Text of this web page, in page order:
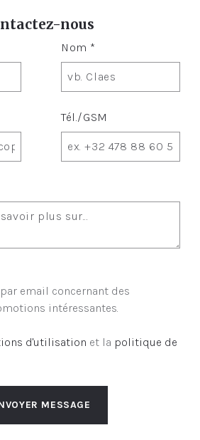
nous
Nom *
Tél./GSM
email concernant des
intéressantes.
d'utilisation et la politique de
MESSAGE